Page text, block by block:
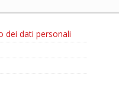
dei dati personali